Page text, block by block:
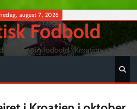
august 7, 2026
Fodbold
side om fodbold i Kroation